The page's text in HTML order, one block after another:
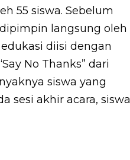
55 siswa. Sebelum
langsung oleh
diisi dengan
No Thanks” dari
siswa yang
sesi akhir acara, siswa